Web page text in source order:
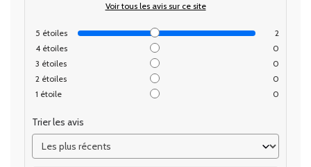
Voir tous les avis sur ce site
5 étoiles
2
4 étoiles
0
3 étoiles
0
2 étoiles
0
1 étoile 0
Trier les avis